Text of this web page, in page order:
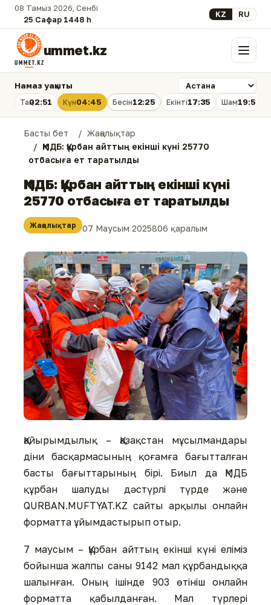
08 Тамыз 2026, Сенбі
25 Сафар 1448 һ.
Select your
KZ RU
ummet.kz Мәзір
Намаз уақыты
Таң02:51 Күн04:45 Бесін12:25 Екінті17:35 Шам19:54
Басты бет
Жаңалықтар
ҚМДБ: Құрбан айттың екінші күні 25770
отбасыға ет таратылды
ҚМДБ: Құрбан айттың екінші күні
25770 отбасыға ет таратылды
Жаңалықтар 07 Маусым 2025806 қаралым
Қайырымдылық – Қазақстан мұсылмандары
діни басқармасының қоғамға бағытталған
басты бағыттарының бірі. Биыл да ҚМДБ
құрбан шалуды дәстүрлі түрде және
QURBAN.MUFTYAT.KZ сайты арқылы онлайн
форматта ұйымдастырып отыр.
7 маусым – Құрбан айттың екінші күні еліміз
бойынша жалпы саны 9142 мал құрбандыққа
шалынған. Оның ішінде 903 өтініш онлайн
форматта қабылданған. Мал түрлері